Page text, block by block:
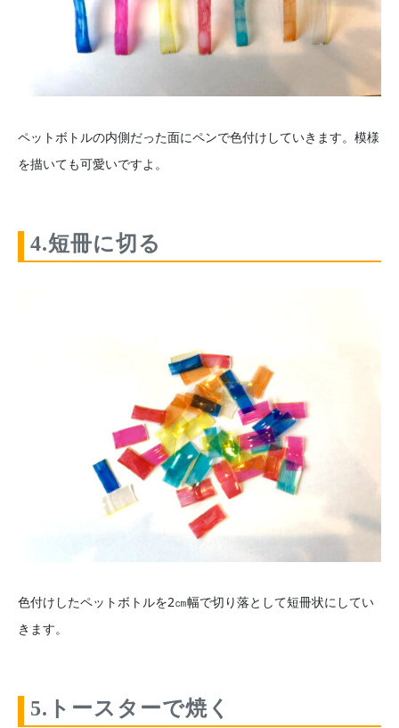
ペットボトルの内側だった面にペンで色付けしていきます。模様
を描いても可愛いですよ。
4.短冊に切る
色付けしたペットボトルを2㎝幅で切り落として短冊状にしてい
きます。
5.トースターで焼く